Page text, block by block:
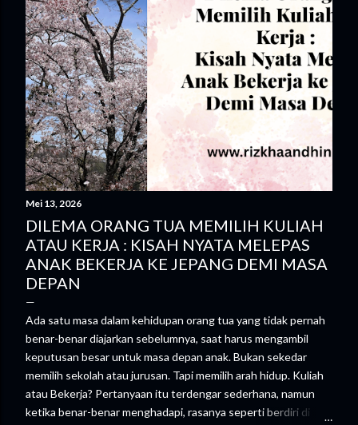
Mei 13, 2026
DILEMA ORANG TUA MEMILIH KULIAH
ATAU KERJA : KISAH NYATA MELEPAS
ANAK BEKERJA KE JEPANG DEMI MASA
DEPAN
Ada satu masa dalam kehidupan orang tua yang tidak pernah
benar-benar diajarkan sebelumnya, saat harus mengambil
keputusan besar untuk masa depan anak. Bukan sekedar
memilih sekolah atau jurusan. Tapi memilih arah hidup. Kuliah
atau Bekerja? Pertanyaan itu terdengar sederhana, namun
ketika benar-benar menghadapi, rasanya seperti berdiri di